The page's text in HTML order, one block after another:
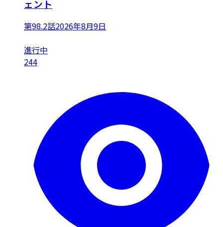
ェント
第98.2話2026年8月9日
進行中
244